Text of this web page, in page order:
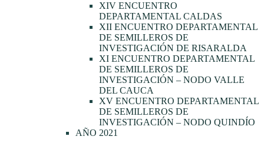
XIV ENCUENTRO
DEPARTAMENTAL CALDAS
XII ENCUENTRO DEPARTAMENTAL
DE SEMILLEROS DE
INVESTIGACIÓN DE RISARALDA
XI ENCUENTRO DEPARTAMENTAL
DE SEMILLEROS DE
INVESTIGACIÓN – NODO VALLE
DEL CAUCA
XV ENCUENTRO DEPARTAMENTAL
DE SEMILLEROS DE
INVESTIGACIÓN – NODO QUINDÍO
AÑO 2021